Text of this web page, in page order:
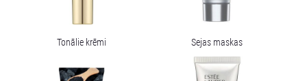
Tonālie krēmi Sejas maskas